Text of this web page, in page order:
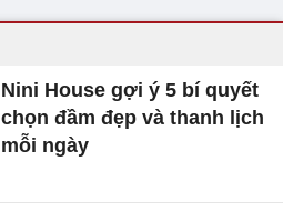
Nini House gợi ý 5 bí quyết
chọn đầm đẹp và thanh lịch
mỗi ngày